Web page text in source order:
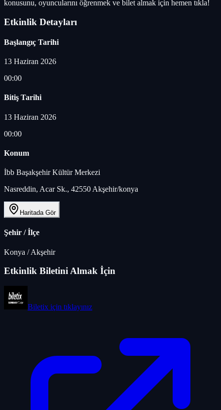
konusunu, oyuncularını öğrenmek ve bilet almak için hemen tıkla!
Etkinlik Detayları
Başlangıç Tarihi
13 Haziran 2026
00:00
Bitiş Tarihi
13 Haziran 2026
00:00
Konum
İbb Başakşehir Kültür Merkezi
Nasreddin, Acar Sk., 42550 Akşehir/konya
Haritada Gör
Şehir / İlçe
Konya /Akşehir
Etkinlik Biletini Almak İçin
Biletix için tıklayınız